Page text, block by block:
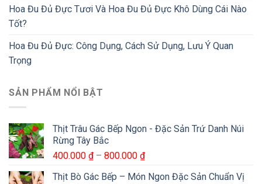
Hoa Đu Đủ Đực Tươi Và Hoa Đu Đủ Đực Khô Dùng Cái Nào
Tốt?
Hoa Đu Đủ Đực: Công Dụng, Cách Sử Dụng, Lưu Ý Quan
Trọng
SẢN PHẨM NỔI BẬT
Thịt Trâu Gác Bếp Ngon - Đặc Sản Trứ Danh Núi
Rừng Tây Bắc
400.000 ₫ – 800.000 ₫Khoảng
từ
Thịt Bò Gác Bếp – Món Ngon Đặc Sản Chuẩn Vị